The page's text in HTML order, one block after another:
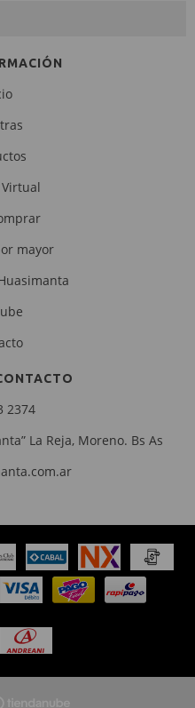
mayor
2374
La Reja, Moreno. Bs As